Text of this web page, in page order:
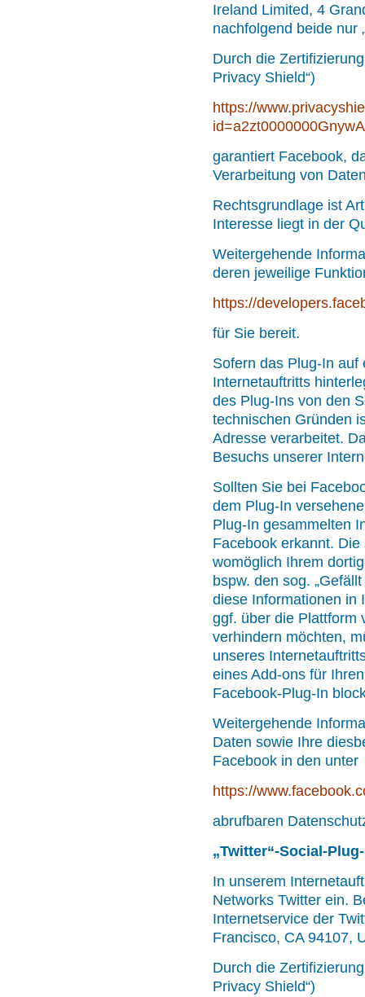
Ireland Limited, 4
nachfolgend beide nur
Durch die
Privacy Shield“)
https://
garantiert Facebook,
Verarbeitung von
Rechtsgrundlage ist
Interesse liegt in der
Weitergehende
deren jeweilige
https://
für Sie bereit.
Sofern das Plug-In
Internetauftritts
des Plug-Ins von den
technischen Gründen
Adresse verarbeitet.
Besuchs unserer
Sollten Sie bei
dem Plug-In
Plug-In gesammelten
Facebook erkannt.
womöglich Ihrem
bspw. den sog.
diese Informationen in
ggf. über die Plattform
verhindern möchten,
unseres
eines Add-ons für
Facebook-Plug-In
Weitergehende
Daten sowie Ihre
Facebook in den unter
https://
abrufbaren
„Twitter“-Social-
In unserem
Networks Twitter ein.
Internetservice der
Francisco, CA 94107,
Durch die
Privacy Shield“)